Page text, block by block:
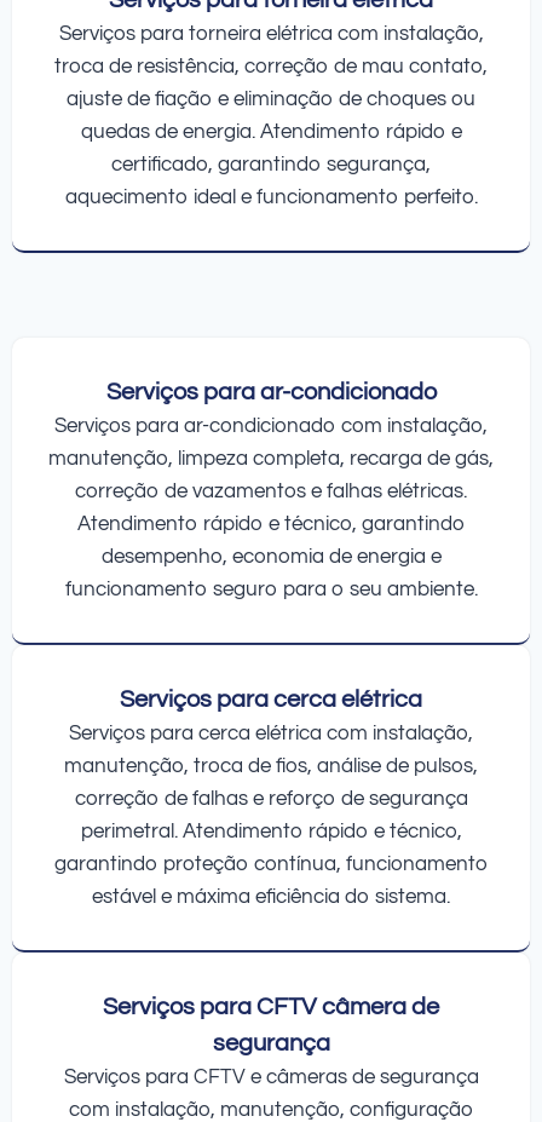
Serviços para torneira elétrica com instalação,
troca de resistência, correção de mau contato,
ajuste de fiação e eliminação de choques ou
quedas de energia. Atendimento rápido e
certificado, garantindo segurança,
aquecimento ideal e funcionamento perfeito.
Serviços para ar-condicionado
Serviços para ar-condicionado com instalação,
manutenção, limpeza completa, recarga de gás,
correção de vazamentos e falhas elétricas.
Atendimento rápido e técnico, garantindo
desempenho, economia de energia e
funcionamento seguro para o seu ambiente.
Serviços para cerca elétrica
Serviços para cerca elétrica com instalação,
manutenção, troca de fios, análise de pulsos,
correção de falhas e reforço de segurança
perimetral. Atendimento rápido e técnico,
garantindo proteção contínua, funcionamento
estável e máxima eficiência do sistema.
Serviços para CFTV câmera de
segurança
Serviços para CFTV e câmeras de segurança
com instalação, manutenção, configuração